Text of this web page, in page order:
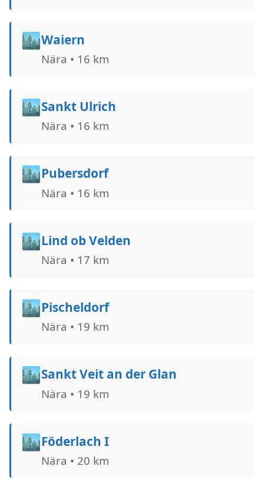
🏙️Waiern
Nära • 16 km
🏙️Sankt Ulrich
Nära • 16 km
🏙️Pubersdorf
Nära • 16 km
🏙️Lind ob Velden
Nära • 17 km
🏙️Pischeldorf
Nära • 19 km
🏙️Sankt Veit an der Glan
Nära • 19 km
🏙️Föderlach I
Nära • 20 km